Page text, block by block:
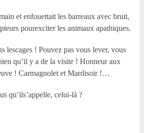
et enfouettait les barreaux avec bruit,
pourexciter les animaux apathiques.
lescages ! Pouvez pas vous lever, vous
qu’il y a de la visite ! Honneur aux
! Carmagnolet et Mardisoir !…
qu’ils’appelle, celui-là ?